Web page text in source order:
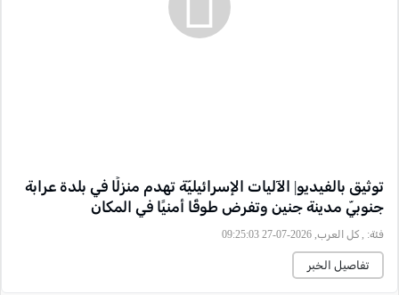
توثيق بالفيديو| الآليات الإسرائيليّة تهدم منزلًا في بلدة عرابة
جنوبيّ مدينة جنين وتفرض طوقًا أمنيًا في المكان
فئة: , كل العرب, 2026-07-27 09:25:03
تفاصيل الخبر